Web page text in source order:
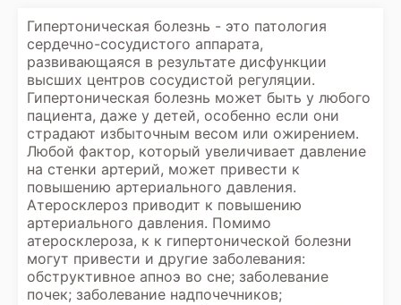
Гипертоническая болезнь - это патология
сердечно-сосудистого аппарата,
развивающаяся в результате дисфункции
высших центров сосудистой регуляции.
Гипертоническая болезнь может быть у любого
пациента, даже у детей, особенно если они
страдают избыточным весом или ожирением.
Любой фактор, который увеличивает давление
на стенки артерий, может привести к
повышению артериального давления.
Атеросклероз приводит к повышению
артериального давления. Помимо
атеросклероза, к к гипертонической болезни
могут привести и другие заболевания:
обструктивное апноэ во сне; заболевание
почек; заболевание надпочечников;